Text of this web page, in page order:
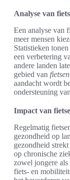
Analyse van
Een analyse van
meer mensen
Statistieken
een verbetering
andere landen
gebied van
aandacht wordt
ondersteuning
Impact van
Regelmatig
gezondheid op
gezondheid
op chronische
zowel jongere
fiets- en